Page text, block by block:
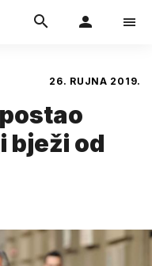
26. RUJNA 2019.
bježi od